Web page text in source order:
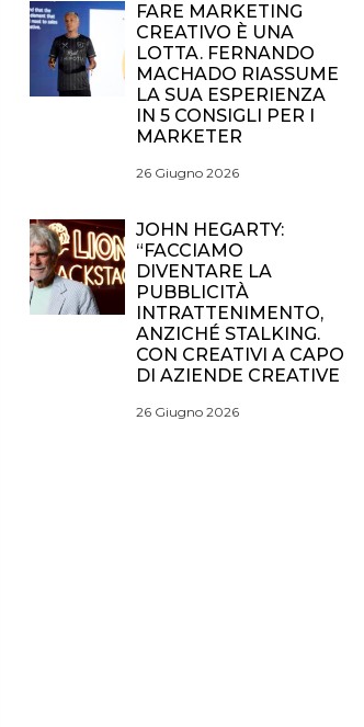
FARE MARKETING
CREATIVO È UNA
LOTTA. FERNANDO
MACHADO RIASSUME
LA SUA ESPERIENZA
IN 5 CONSIGLI PER I
MARKETER
26 Giugno 2026
JOHN HEGARTY:
“FACCIAMO
DIVENTARE LA
PUBBLICITÀ
INTRATTENIMENTO,
ANZICHÉ STALKING.
CON CREATIVI A CAPO
DI AZIENDE CREATIVE
26 Giugno 2026